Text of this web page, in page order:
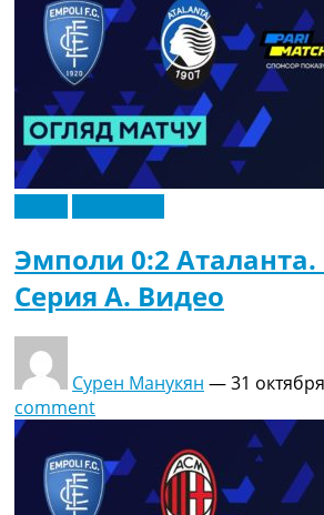
Эмполи 0:2
Серия A. Видео
Сурен Манукян —31
comment